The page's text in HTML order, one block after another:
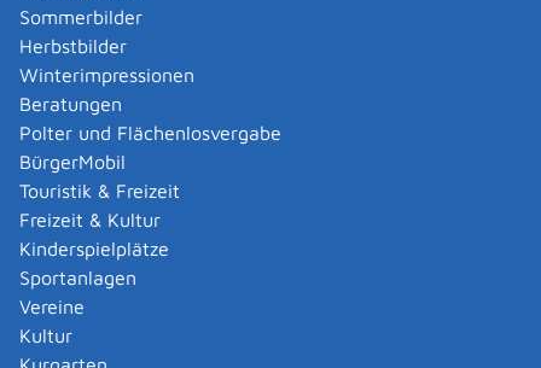
Sommerbilder
Herbstbilder
Winterimpressionen
Beratungen
Polter und Flächenlosvergabe
BürgerMobil
Touristik & Freizeit
Freizeit & Kultur
Kinderspielplätze
Sportanlagen
Vereine
Kultur
Leistungen
Prozesskostenhilfe oder Verfahrenskostenhilfe
beantragen
Urteil anfordern
Formulare und Onlinedienste
Prozesskostenhilfe - Erklärung über die
persönlichen und wirtschaftlichen Verhältnisse
Prozesskosten­hilfe – Formular online ausfüllen
Prozesskostenhilfe - Hinweisblatt